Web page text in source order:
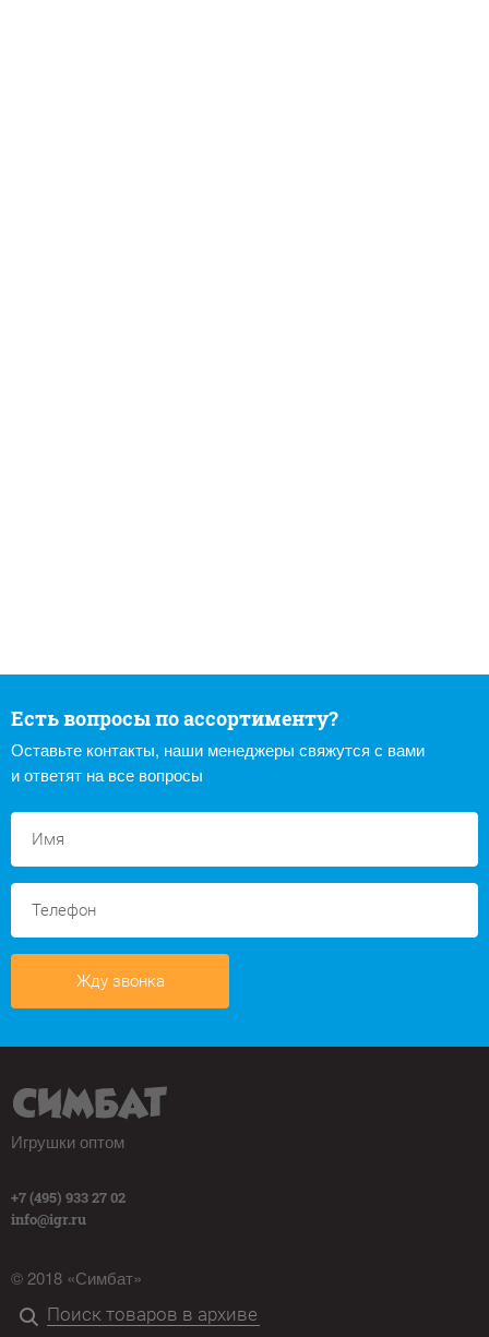
Есть вопросы по ассортименту?
Оставьте контакты, наши менеджеры свяжутся с вами
и ответят на все вопросы
Жду звонка
Игрушки оптом
+7 (495) 933 27 02
info@igr.ru
© 2018 «Симбат»